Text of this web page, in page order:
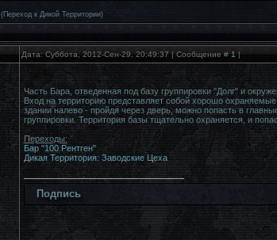
(Переход к Дикой Территории)
Дата: Суббота, 2012-Сен-29, 20:49:37 | Сообщение # 1 |
Часть Бара, отведенная под базу группировки "Долг" и
Вход на территорию представляет собой хорошо
здании налево - пройдя через дверь, можно попасть в
группировки. Территория базы тщательно охраняется, и
Переходы:
Бар "100 Рентген"
Дикая Территория: Заводские Цеха
Подпись